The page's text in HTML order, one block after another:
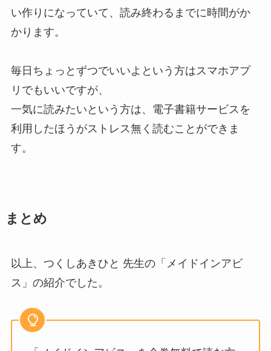
い作りになっていて、読み終わるまでに時間がか
かります。
毎日ちょっとずつでいいよという方はスマホアプ
リでもいいですが、
一気に読みたいという方は、電子書籍サービスを
利用したほうがストレス無く読むことができま
す。
まとめ
以上、つくしあきひと 先生の「メイドインアビ
ス」の紹介でした。